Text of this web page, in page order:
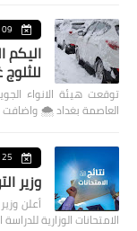
09 فبراير 2020
توقعت هيئة الانواء
العاصمة بغداد ⁦🌨️⁩ واضافت الهيئة ان غدا الاثنين …
25 مايو 2026
وزير
أعلن
الامتحانات الوزارية